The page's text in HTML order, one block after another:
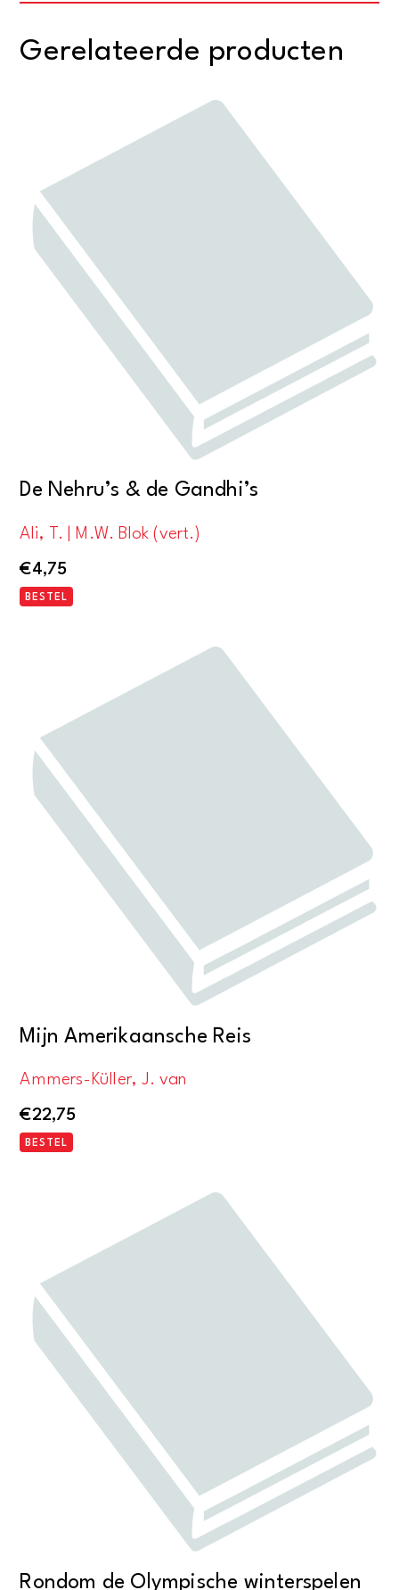
Gerelateerde producten
De Nehru’s & de Gandhi’s
Ali, T. | M.W. Blok (vert.)
€4,75
BESTEL
Mijn Amerikaansche Reis
Ammers-Küller, J. van
€22,75
BESTEL
Rondom de Olympische winterspelen